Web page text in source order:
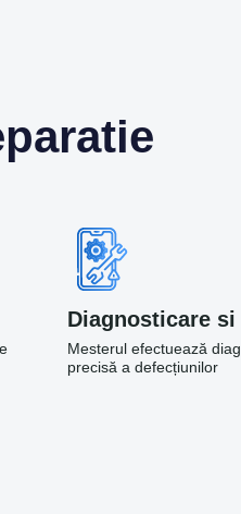
Diagnosticare
Mesterul efectuează
precisă a defecțiunilor